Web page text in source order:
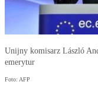
Unijny komisarz László
emerytur
Foto: AFP